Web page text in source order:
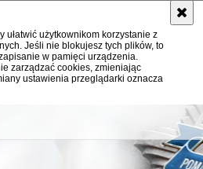
ułatwić użytkownikom korzystanie z
Jeśli nie blokujesz tych plików, to
w pamięci urządzenia.
zarządzać cookies, zmieniając
ustawienia przeglądarki oznacza